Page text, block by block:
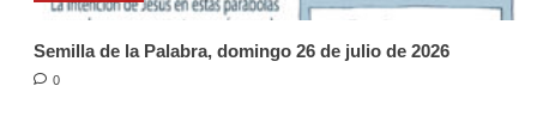
Semilla de la Palabra, domingo 26 de julio de 2026
0